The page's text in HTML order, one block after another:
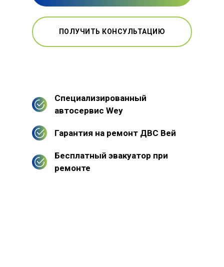
ПОЛУЧИТЬ КОНСУЛЬТАЦИЮ
Специализированный
автосервис Wey
Гарантия на ремонт ДВС Вей
Бесплатный эвакуатор при
ремонте